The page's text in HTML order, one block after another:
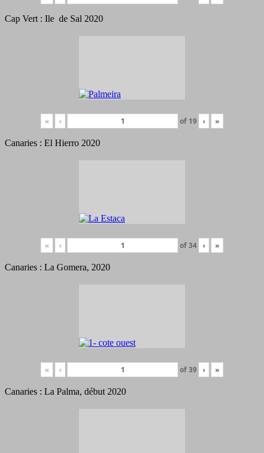
Cap Vert : Ile de Sal 2020
« ‹ of 19 › »
Canaries : El Hierro 2020
« ‹ of34 › »
Canaries : La Gomera, 2020
« ‹ of39 › »
Canaries : La Palma, début 2020